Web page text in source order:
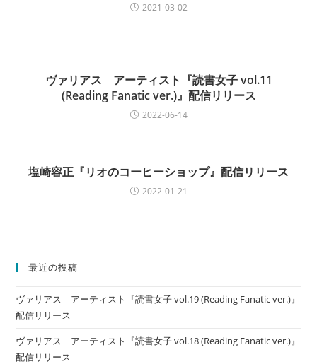
2021-03-02
ヴァリアス アーティスト『読書女子 vol.11
(Reading Fanatic ver.)』配信リリース
2022-06-14
塩崎容正『リオのコーヒーショップ』配信リリース
2022-01-21
最近の投稿
ヴァリアス アーティスト『読書女子 vol.19 (Reading Fanatic ver.)』
配信リリース
ヴァリアス アーティスト『読書女子 vol.18 (Reading Fanatic ver.)』
配信リリース